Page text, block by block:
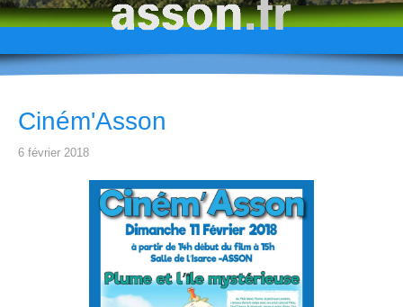
Ciném'Asson
6 février 2018